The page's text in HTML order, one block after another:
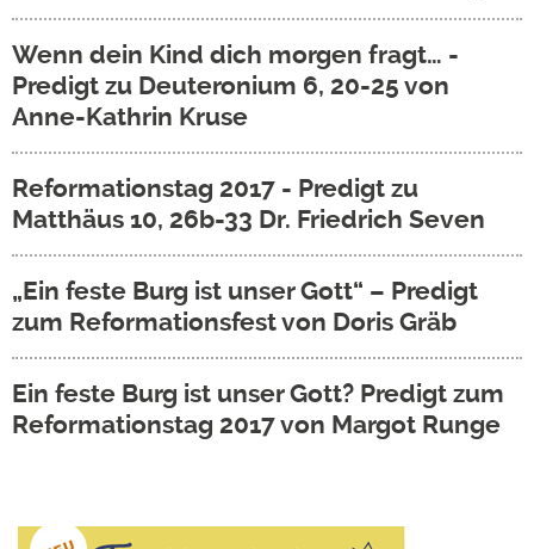
Wenn dein Kind dich morgen fragt… -
Predigt zu Deuteronium 6, 20-25 von
Anne-Kathrin Kruse
Reformationstag 2017 - Predigt zu
Matthäus 10, 26b-33 Dr. Friedrich Seven
„Ein feste Burg ist unser Gott“ – Predigt
zum Reformationsfest von Doris Gräb
Ein feste Burg ist unser Gott? Predigt zum
Reformationstag 2017 von Margot Runge